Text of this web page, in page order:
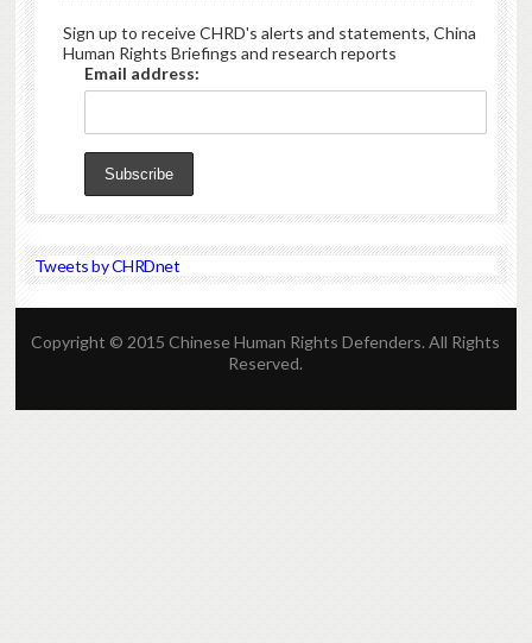
Sign up to receive CHRD's alerts and statements, China
Human Rights Briefings and research reports
Email address:
Tweets by CHRDnet
Copyright © 2015 Chinese Human Rights Defenders. All Rights
Reserved.